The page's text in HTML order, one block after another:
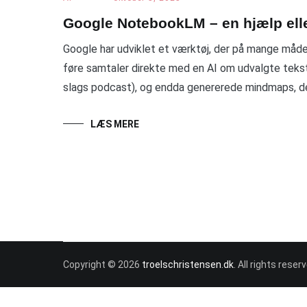
Google NotebookLM – en hjælp
Google har udviklet et værktøj, der på mange
føre samtaler direkte med en AI om udvalgte
slags podcast), og endda genererede mindmaps,
LÆS MERE
Copyright © 2026 troelschristensen.dk . All rights